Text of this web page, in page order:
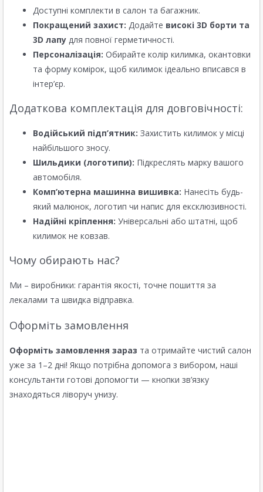
Доступні комплекти в салон та багажник.
Покращений захист: Додайте високі 3D борти та
3D лапу для повної герметичності.
Персоналізація: Обирайте колір килимка, окантовки
та форму комірок, щоб килимок ідеально вписався в
інтер’єр.
Додаткова комплектація для довговічності:
Водійський підп’ятник: Захистить килимок у місці
найбільшого зносу.
Шильдики (логотипи): Підкреслять марку вашого
автомобіля.
Комп’ютерна машинна вишивка: Нанесіть будь-
який малюнок, логотип чи напис для ексклюзивності.
Надійні кріплення: Універсальні або штатні, щоб
килимок не ковзав.
Чому обирають нас?
Ми – виробники: гарантія якості, точне пошиття за
лекалами та швидка відправка.
Оформіть замовлення
Оформіть замовлення зараз та отримайте чистий салон
уже за 1–2 дні! Якщо потрібна допомога з вибором, наші
консультанти готові допомогти — кнопки зв’язку
знаходяться ліворуч унизу.